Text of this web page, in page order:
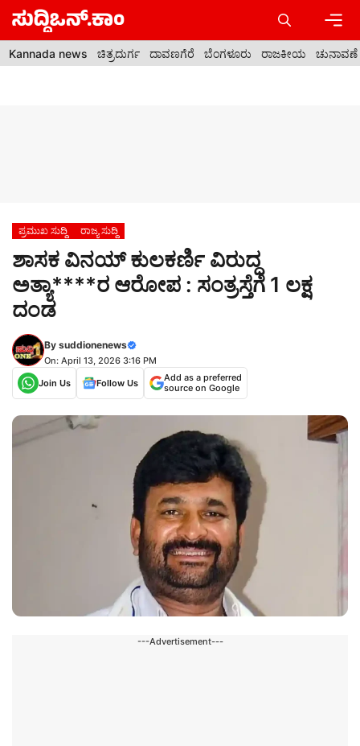
Skip
content
Kannada news ಚಿತ್ರದುರ್ಗ ದಾವಣಗೆರೆ ಬೆಂಗಳೂರು ರಾಜಕೀಯ ಚುನಾವಣೆ
ಪ್ರಮುಖ ಸುದ್ದಿ ರಾಜ್ಯ ಸುದ್ದಿ
ಶಾಸಕ ವಿನಯ್ ಕುಲಕರ್ಣಿ ವಿರುದ್ಧ
ಅತ್ಯಾ****ರ ಆರೋಪ : ಸಂತ್ರಸ್ತೆಗೆ 1 ಲಕ್ಷ
ದಂಡ
By suddionenews
On: April 13, 2026 3:16 PM
Join Us
Follow Us
Add as a preferred
source on Google
---Advertisement---